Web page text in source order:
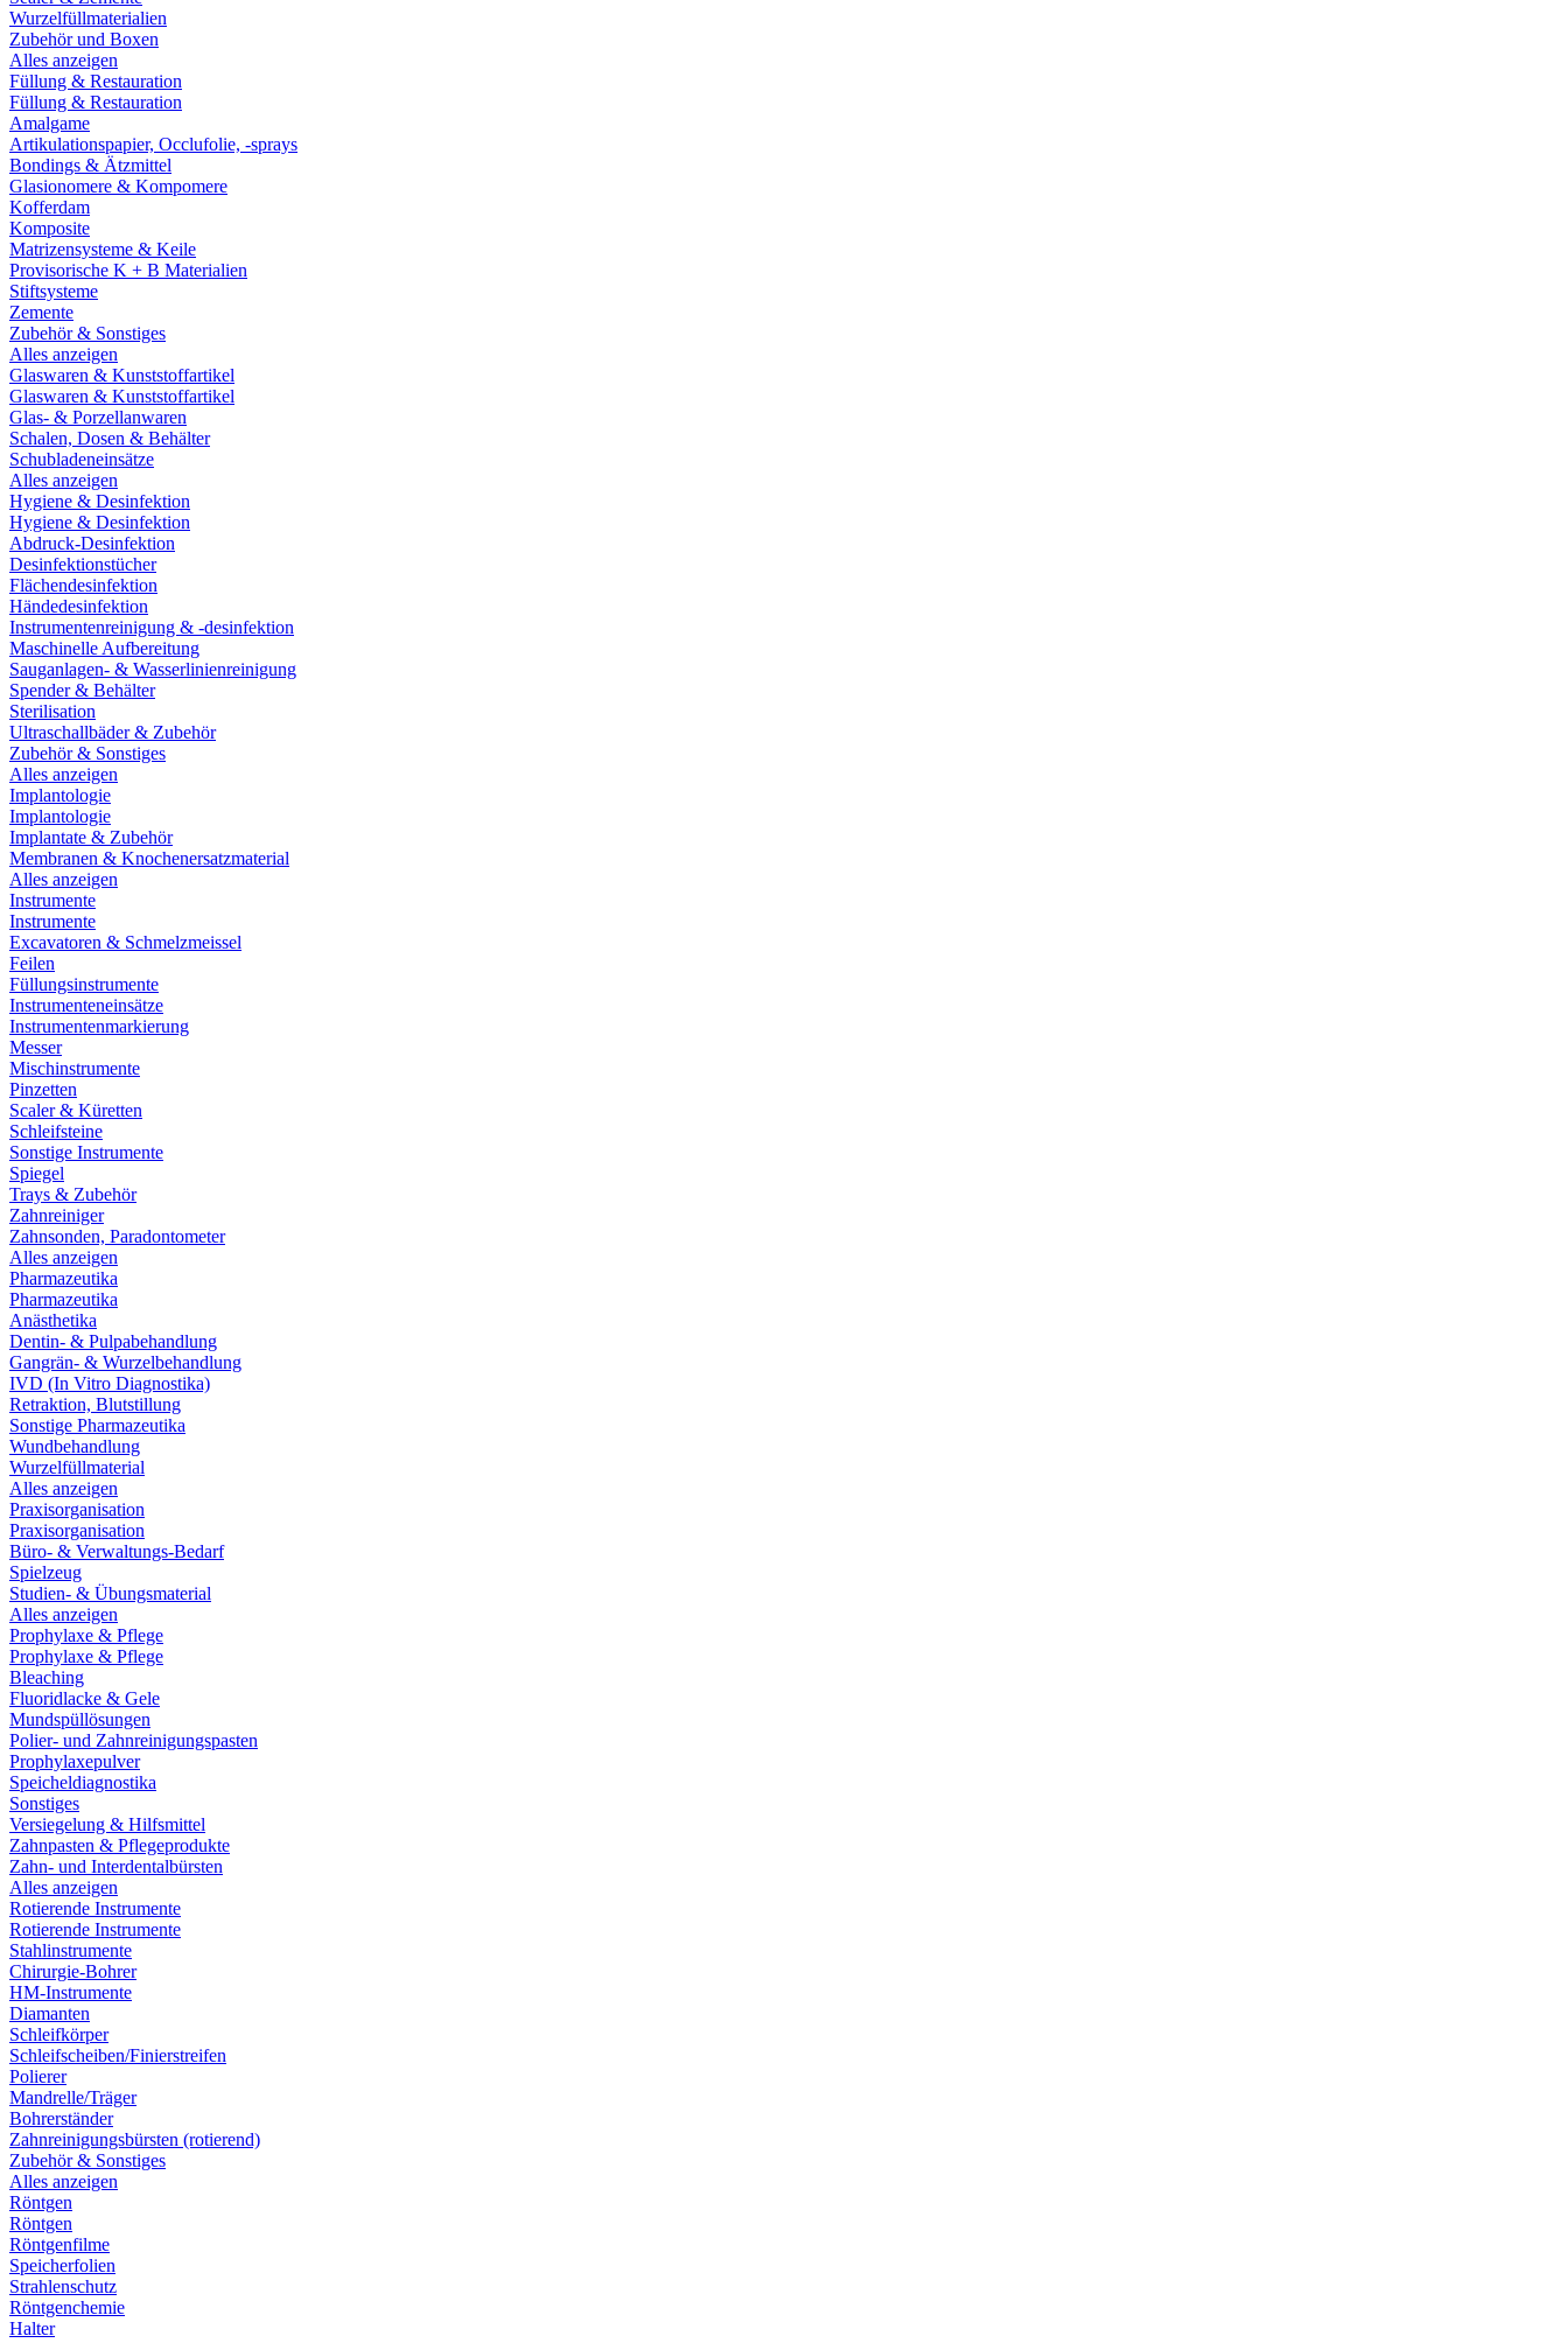
Wurzelfüllmaterialien
Zubehör und Boxen
Alles anzeigen
Füllung & Restauration
Füllung & Restauration
Amalgame
Artikulationspapier, Occlufolie, -sprays
Bondings & Ätzmittel
Glasionomere & Kompomere
Kofferdam
Komposite
Matrizensysteme & Keile
Provisorische K + B Materialien
Stiftsysteme
Zemente
Zubehör & Sonstiges
Alles anzeigen
Glaswaren & Kunststoffartikel
Glaswaren & Kunststoffartikel
Glas- & Porzellanwaren
Schalen, Dosen & Behälter
Schubladeneinsätze
Alles anzeigen
Hygiene & Desinfektion
Hygiene & Desinfektion
Abdruck-Desinfektion
Desinfektionstücher
Flächendesinfektion
Händedesinfektion
Instrumentenreinigung & -desinfektion
Maschinelle Aufbereitung
Sauganlagen- & Wasserlinienreinigung
Spender & Behälter
Sterilisation
Ultraschallbäder & Zubehör
Zubehör & Sonstiges
Alles anzeigen
Implantologie
Implantologie
Implantate & Zubehör
Membranen & Knochenersatzmaterial
Alles anzeigen
Instrumente
Instrumente
Excavatoren & Schmelzmeissel
Feilen
Füllungsinstrumente
Instrumenteneinsätze
Instrumentenmarkierung
Messer
Mischinstrumente
Pinzetten
Scaler & Küretten
Schleifsteine
Sonstige Instrumente
Spiegel
Trays & Zubehör
Zahnreiniger
Zahnsonden, Paradontometer
Alles anzeigen
Pharmazeutika
Pharmazeutika
Anästhetika
Dentin- & Pulpabehandlung
Gangrän- & Wurzelbehandlung
IVD (In Vitro Diagnostika)
Retraktion, Blutstillung
Sonstige Pharmazeutika
Wundbehandlung
Wurzelfüllmaterial
Alles anzeigen
Praxisorganisation
Praxisorganisation
Büro- & Verwaltungs-Bedarf
Spielzeug
Studien- & Übungsmaterial
Alles anzeigen
Prophylaxe & Pflege
Prophylaxe & Pflege
Bleaching
Fluoridlacke & Gele
Mundspüllösungen
Polier- und Zahnreinigungspasten
Prophylaxepulver
Speicheldiagnostika
Sonstiges
Versiegelung & Hilfsmittel
Zahnpasten & Pflegeprodukte
Zahn- und Interdentalbürsten
Alles anzeigen
Rotierende Instrumente
Rotierende Instrumente
Stahlinstrumente
Chirurgie-Bohrer
HM-Instrumente
Diamanten
Schleifkörper
Schleifscheiben/Finierstreifen
Polierer
Mandrelle/Träger
Bohrerständer
Zahnreinigungsbürsten (rotierend)
Zubehör & Sonstiges
Alles anzeigen
Röntgen
Röntgen
Röntgenfilme
Speicherfolien
Strahlenschutz
Röntgenchemie
Halter